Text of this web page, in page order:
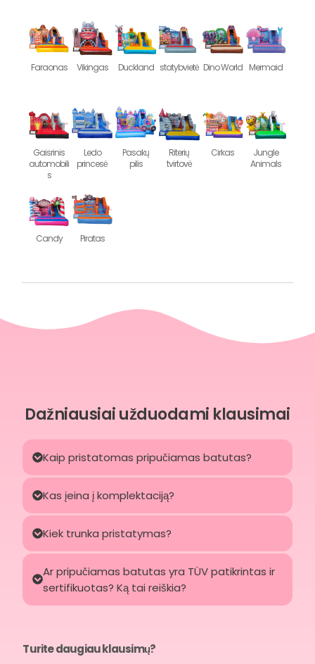
Faraonas Vikingas Duckland statybvietė Dino World Mermaid
Gaisrinis
automobili
s
Ledo
princesė
Pasakų
pilis
Riterių
tvirtovė
Cirkas
Jungle
Animals
Candy Piratas
Dažniausiai užduodami klausimai
Kaip pristatomas pripučiamas batutas?
Kas įeina į komplektaciją?
Kiek trunka pristatymas?
Ar pripučiamas batutas yra TÜV patikrintas ir
sertifikuotas? Ką tai reiškia?
Turite daugiau klausimų?